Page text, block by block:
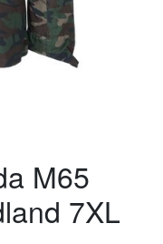
M65
7XL